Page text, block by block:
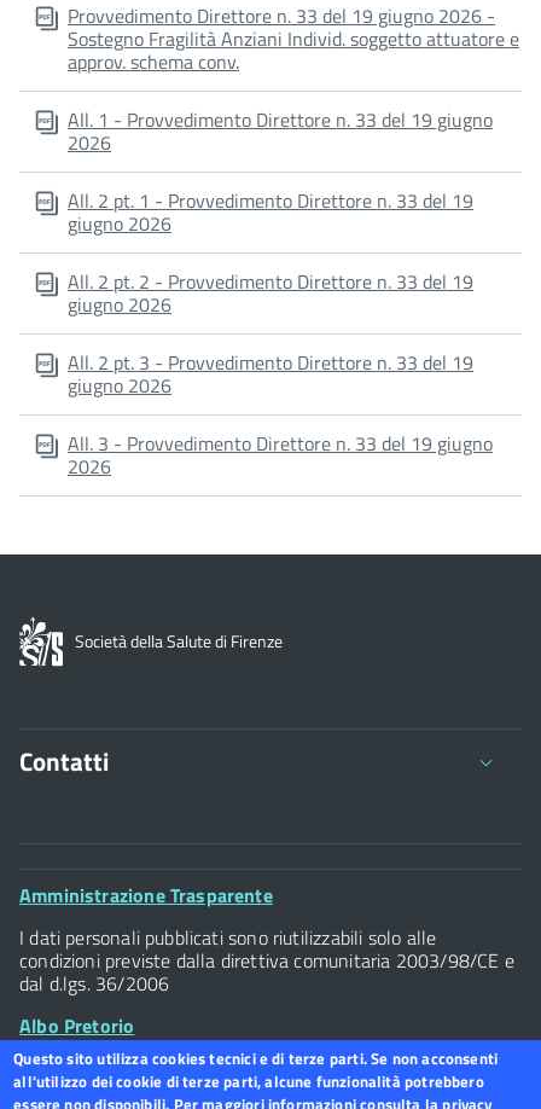
Provvedimento Direttore n. 33 del 19 giugno 2026 -
Sostegno Fragilità Anziani Individ. soggetto attuatore e
approv. schema conv.
All. 1 - Provvedimento Direttore n. 33 del 19 giugno
2026
All. 2 pt. 1 - Provvedimento Direttore n. 33 del 19
giugno 2026
All. 2 pt. 2 - Provvedimento Direttore n. 33 del 19
giugno 2026
All. 2 pt. 3 - Provvedimento Direttore n. 33 del 19
giugno 2026
All. 3 - Provvedimento Direttore n. 33 del 19 giugno
2026
Società della Salute di Firenze
Contatti
Viale della Giovine Italia 1/1 - 50122
C.F. 94117300486 P.Iva 07437940484
Tel. 055 / 2616202
Posta Elettronica Certificata
Footer
Amministrazione Trasparente
I dati personali pubblicati sono riutilizzabili solo alle
condizioni previste dalla direttiva comunitaria 2003/98/CE e
dal d.lgs. 36/2006
Albo Pretorio
Footer
Dichiarazione accessibilità
Questo sito utilizza cookies tecnici e di terze parti. Se non acconsenti
all'utilizzo dei cookie di terze parti, alcune funzionalità potrebbero
essere non disponibili. Per maggiori informazioni consulta la privacy